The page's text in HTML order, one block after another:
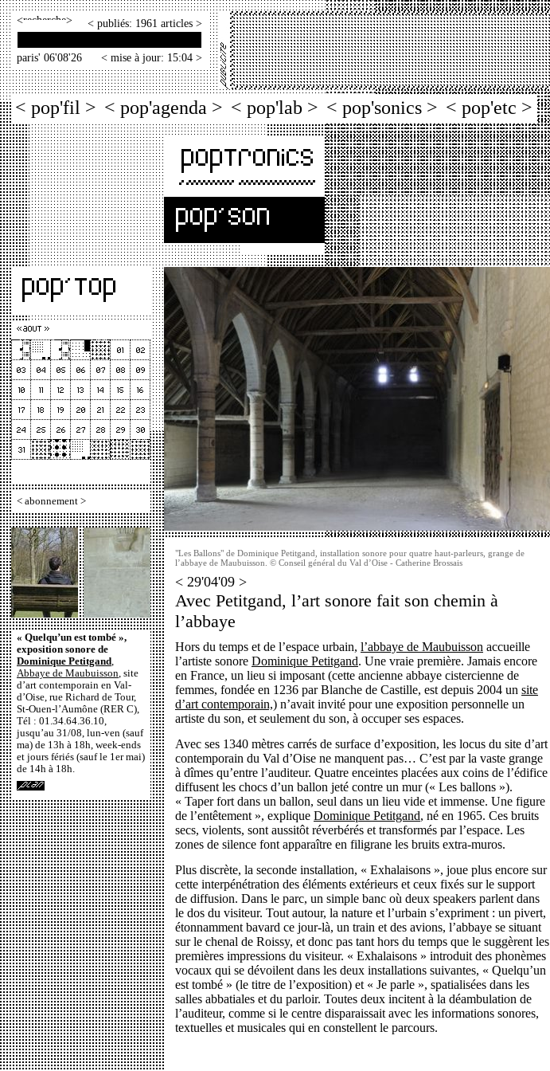
< > < publiés: 1961 articles >
paris' 06'08'26 < mise à jour: 15:04 >
< pop'fil > < pop'agenda > < pop'lab > < pop'sonics > < pop'etc >
< abonnement >
« Quelqu’un est tombé »,
exposition sonore de
Dominique Petitgand,
Abbaye de Maubuisson, site
d’art contemporain en Val-
d’Oise, rue Richard de Tour,
St-Ouen-l’Aumône (RER C),
Tél : 01.34.64.36.10,
jusqu’au 31/08, lun-ven (sauf
ma) de 13h à 18h, week-ends
et jours fériés (sauf le 1er mai)
de 14h à 18h.
"Les Ballons" de Dominique Petitgand, installation sonore pour quatre haut-parleurs, grange de
l’abbaye de Maubuisson. © Conseil général du Val d’Oise - Catherine Brossais
< 29'04'09 >
Avec Petitgand, l’art sonore fait son chemin à
l’abbaye
Hors du temps et de l’espace urbain, l’abbaye de Maubuisson accueille
l’artiste sonore Dominique Petitgand. Une vraie première. Jamais encore
en France, un lieu si imposant (cette ancienne abbaye cistercienne de
femmes, fondée en 1236 par Blanche de Castille, est depuis 2004 un site
d’art contemporain,) n’avait invité pour une exposition personnelle un
artiste du son, et seulement du son, à occuper ses espaces.
Avec ses 1340 mètres carrés de surface d’exposition, les locus du site d’art
contemporain du Val d’Oise ne manquent pas… C’est par la vaste grange
à dîmes qu’entre l’auditeur. Quatre enceintes placées aux coins de l’édifice
diffusent les chocs d’un ballon jeté contre un mur (« Les ballons »).
« Taper fort dans un ballon, seul dans un lieu vide et immense. Une figure
de l’entêtement », explique Dominique Petitgand, né en 1965. Ces bruits
secs, violents, sont aussitôt réverbérés et transformés par l’espace. Les
zones de silence font apparaître en filigrane les bruits extra-muros.
Plus discrète, la seconde installation, « Exhalaisons », joue plus encore sur
cette interpénétration des éléments extérieurs et ceux fixés sur le support
de diffusion. Dans le parc, un simple banc où deux speakers parlent dans
le dos du visiteur. Tout autour, la nature et l’urbain s’expriment : un pivert,
étonnamment bavard ce jour-là, un train et des avions, l’abbaye se situant
sur le chenal de Roissy, et donc pas tant hors du temps que le suggèrent les
premières impressions du visiteur. « Exhalaisons » introduit des phonèmes
vocaux qui se dévoilent dans les deux installations suivantes, « Quelqu’un
est tombé » (le titre de l’exposition) et « Je parle », spatialisées dans les
salles abbatiales et du parloir. Toutes deux incitent à la déambulation de
l’auditeur, comme si le centre disparaissait avec les informations sonores,
textuelles et musicales qui en constellent le parcours.